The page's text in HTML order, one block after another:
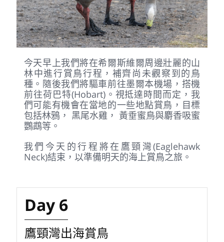
今天早上我們將在希爾斯維爾周邊壯麗的山
林中進行賞鳥行程，補齊尚未觀察到的鳥
種。隨後我們將驅車前往墨爾本機場，搭機
前往荷巴特(Hobart)。視抵達時間而定，我
們可能有機會在當地的一些地點賞鳥，目標
包括林鴉， 黑尾水雞， 黃垂蜜鳥與麝香吸蜜
鸚鵡等。
我們今天的行程將在鷹頸灣(Eaglehawk
Neck)結束，以準備明天的海上賞鳥之旅。
Day 6
鷹頸灣出海賞鳥